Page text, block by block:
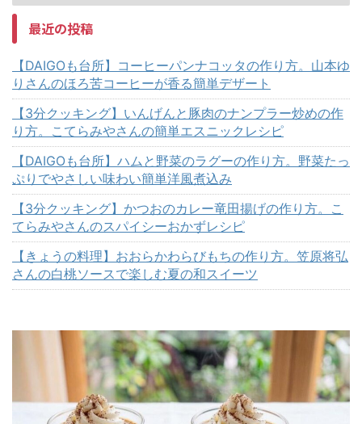
最近の投稿
【DAIGOも台所】コーヒーパンナコッタの作り方。山本ゆ
りさんのほろ苦コーヒーが香る簡単デザート
【3分クッキング】いんげんと豚肉のナンプラー炒めの作
り方。こてらみやさんの簡単エスニックレシピ
【DAIGOも台所】ハムと野菜のラグーの作り方。野菜たっ
ぷりでやさしい味わい簡単洋風煮込み
【3分クッキング】かつおのカレー竜田揚げの作り方。こ
てらみやさんのスパイシーおかずレシピ
【きょうの料理】おおらかわらびもちの作り方。笠原将弘
さんの白桃ソースで楽しむ夏の和スイーツ